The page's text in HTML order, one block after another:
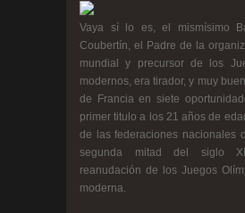
Vaya sí lo es, el mismísimo
Coubertín, el Padre de la
mundial y precursor de los
modernos, era tirador, y muy
de Francia en siete
primer titulo a los 21 años de
de las federaciones nacionales
segunda mitad del siglo
reanudación de los Juegos
moderna.